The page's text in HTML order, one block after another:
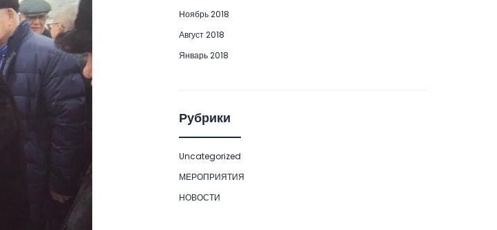
Ноябрь 2018
Август 2018
Январь 2018
Рубрики
Uncategorized
МЕРОПРИЯТИЯ
НОВОСТИ